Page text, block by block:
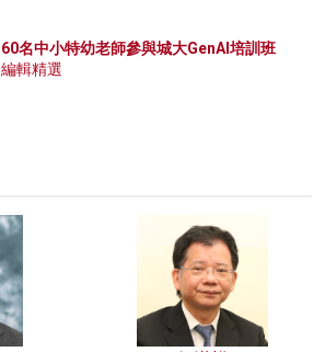
60名中小特幼老師參與城大GenAI培訓班
編輯精選